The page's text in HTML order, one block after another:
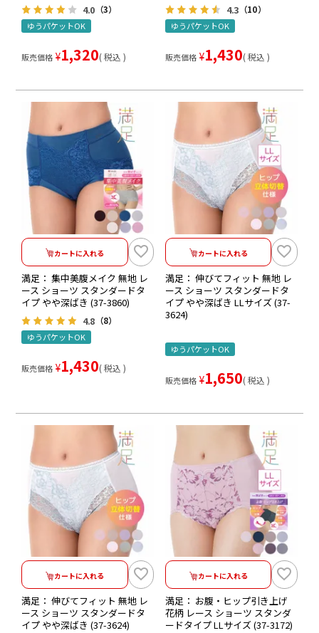
4.0 （3）
ゆうパケットOK
販売価格 ¥1,320 税込
4.3 （10）
ゆうパケットOK
販売価格 ¥1,430 税込
カートに入れる
満足： 集中美腹メイク 無地 レ
ース ショーツ スタンダードタ
イプ やや深ばき (37-3860)
4.8 （8）
ゆうパケットOK
販売価格 ¥1,430 税込
カートに入れる
満足： 伸びてフィット 無地 レ
ース ショーツ スタンダードタ
イプ やや深ばき LLサイズ (37-
3624)
ゆうパケットOK
販売価格 ¥1,650 税込
カートに入れる
満足： 伸びてフィット 無地 レ
ース ショーツ スタンダードタ
イプ やや深ばき (37-3624)
カートに入れる
満足： お腹・ヒップ引き上げ
花柄 レース ショーツ スタンダ
ードタイプ LLサイズ (37-3172)